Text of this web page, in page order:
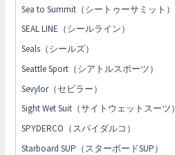
Sea to Summit（シートゥーサミット）
SEAL LINE（シールライン）
Seals（シールズ）
Seattle Sport（シアトルスポーツ）
Sevylor（セビラー）
Sight Wet Suit（サイトウェットスーツ）
SPYDERCO（スパイダルコ）
Starboard SUP（スターボードSUP）